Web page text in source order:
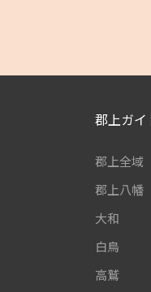
郡上ガイ
郡上全域
郡上八幡
大和
白鳥
高鷲